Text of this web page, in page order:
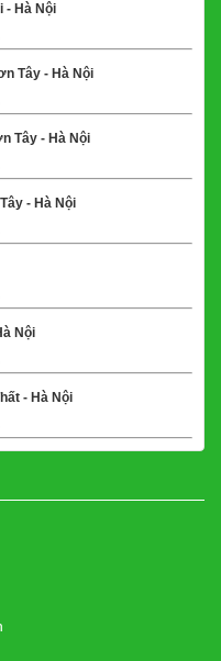
- Hà Nội
Tây - Hà Nội
Tây - Hà Nội
- Hà Nội
Nội
- Hà Nội